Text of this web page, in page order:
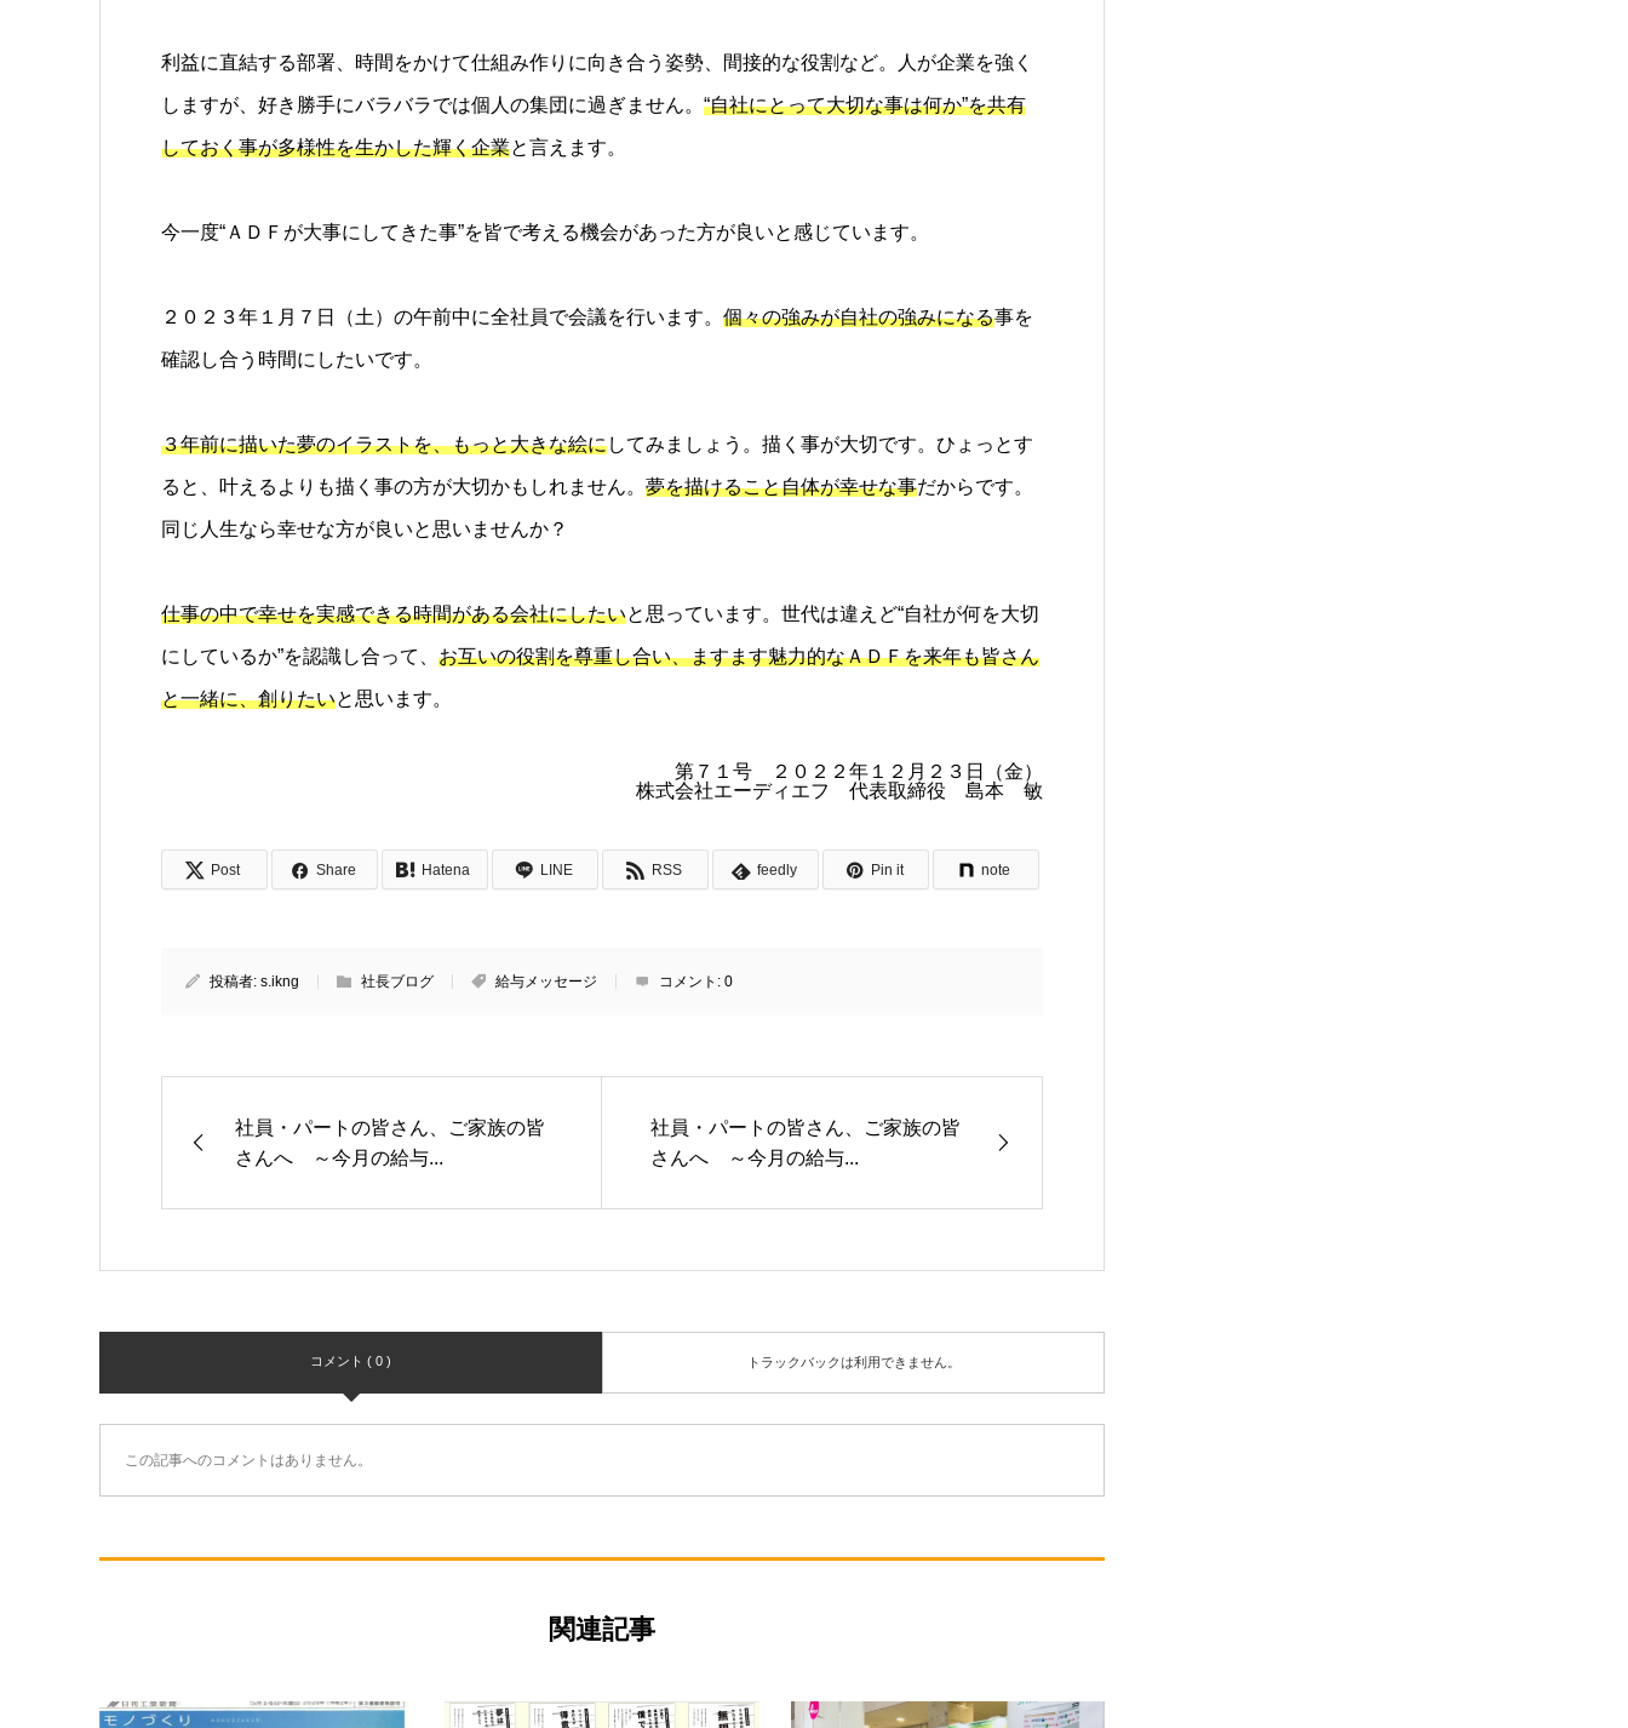
利益に直結する部署、時間をかけて仕組み作りに向き合う姿勢、間接的な役割など。人が企業を強く
しますが、好き勝手にバラバラでは個人の集団に過ぎません。 “自社にとって大切な事は何か”を共有
しておく事が多様性を生かした輝く企業と言えます。
今一度“ＡＤＦが大事にしてきた事”を皆で考える機会があった方が良いと感じています。
２０２３年１月７日（土）の午前中に全社員で会議を行います。 個々の強みが自社の強みになる事を
確認し合う時間にしたいです。
３年前に描いた夢のイラストを、もっと大きな絵にしてみましょう。描く事が大切です。ひょっとす
ると、叶えるよりも描く事の方が大切かもしれません。 夢を描けること自体が幸せな事だからです。
同じ人生なら幸せな方が良いと思いませんか？
仕事の中で幸せを実感できる時間がある会社にしたいと思っています。世代は違えど“自社が何を大切
にしているか”を認識し合って、 お互いの役割を尊重し合い、ますます魅力的なＡＤＦを来年も皆さん
と一緒に、創りたいと思います。
第７１号 ２０２２年１２月２３日（金）
株式会社エーディエフ 代表取締役 島本 敏
Post Share Hatena LINE RSS feedly Pin it note
投稿者: s.ikng 社長ブログ 給与メッセージ コメント: 0
社員・パートの皆さん、ご家族の皆
さんへ ～今月の給与...
社員・パートの皆さん、ご家族の皆
さんへ ～今月の給与...
コメント ( 0 ) トラックバックは利用できません。
この記事へのコメントはありません。
関連記事